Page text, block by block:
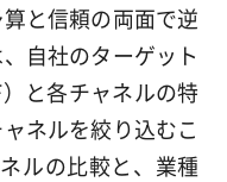
と信頼の両面で逆
自社のターゲット
と各チャネルの特
ネルを絞り込むこ
ルの比較と、業種